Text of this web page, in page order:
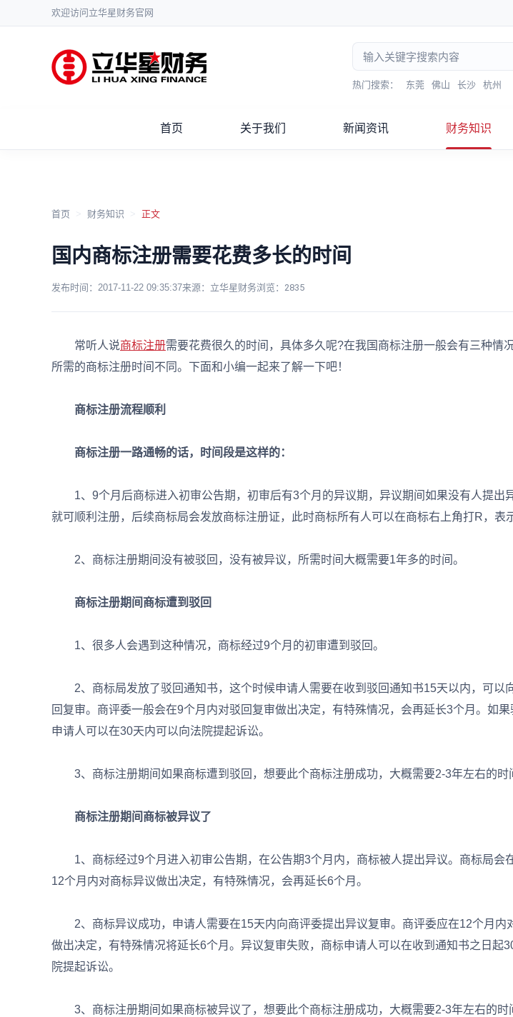
欢迎访问立华星财务官网
热门搜索： 东莞 佛山 长沙 杭州
首页 关于我们 新闻资讯 财务知识
首页 财务知识 正文
国内商标注册需要花费多长的时间
发布时间： 2017-11-22 09:35:37来源：立华星财务浏览： 2835
常听人说商标注册需要花费很久的时间，具体多久呢?在我国商标注册一般会有三种情
所需的商标注册时间不同。下面和小编一起来了解一下吧！
商标注册流程顺利
商标注册一路通畅的话，时间段是这样的：
1、9个月后商标进入初审公告期，初审后有3个月的异议期，异议期间如果没有人提出
就可顺利注册，后续商标局会发放商标注册证，此时商标所有人可以在商标右上角打R，表
2、商标注册期间没有被驳回，没有被异议，所需时间大概需要1年多的时间。
商标注册期间商标遭到驳回
1、很多人会遇到这种情况，商标经过9个月的初审遭到驳回。
2、商标局发放了驳回通知书，这个时候申请人需要在收到驳回通知书15天以内，可以
回复审。商评委一般会在9个月内对驳回复审做出决定，有特殊情况，会再延长3个月。如果
申请人可以在30天内可以向法院提起诉讼。
3、商标注册期间如果商标遭到驳回，想要此个商标注册成功，大概需要2-3年左右的时
商标注册期间商标被异议了
1、商标经过9个月进入初审公告期，在公告期3个月内，商标被人提出异议。商标局会
12个月内对商标异议做出决定，有特殊情况，会再延长6个月。
2、商标异议成功，申请人需要在15天内向商评委提出异议复审。商评委应在12个月内
做出决定，有特殊情况将延长6个月。异议复审失败，商标申请人可以在收到通知书之日起
院提起诉讼。
3、商标注册期间如果商标被异议了，想要此个商标注册成功，大概需要2-3年左右的时